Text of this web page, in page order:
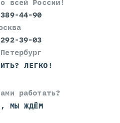
всей России!
44-90
39-03
ЛЕГКО!
работать?
МЫ ЖДЁМ